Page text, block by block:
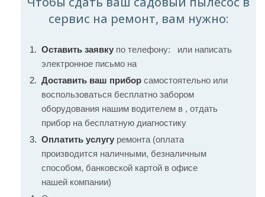
сервис на ремонт, вам нужно:
Оставить заявку по телефону:
или написать
электронное письмо на
Доставить ваш прибор самостоятельно или
воспользоваться бесплатно забором
оборудования нашим водителем в , отдать
прибор на бесплатную диагностику
Оплатить услугу ремонта (оплата
производится наличными, безналичным
способом, банковской картой в офисе
нашей компании)